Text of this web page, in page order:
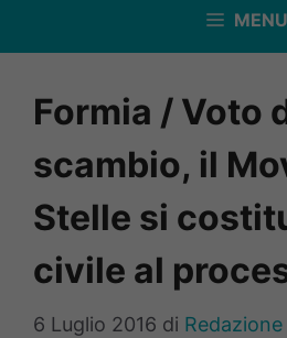
MENU
Formia / Voto
scambio, il
Stelle si
civile al
6 Luglio 2016 di